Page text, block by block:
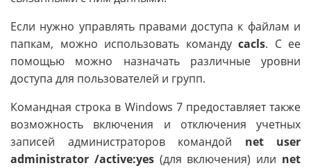
Если нужно управлять правами доступа к файлам и
папкам, можно использовать команду cacls. С ее
помощью можно назначать различные уровни
доступа для пользователей и групп.
Командная строка в Windows 7 предоставляет также
возможность включения и отключения учетных
записей администраторов командой net user
administrator /active:yes(для включения) или net